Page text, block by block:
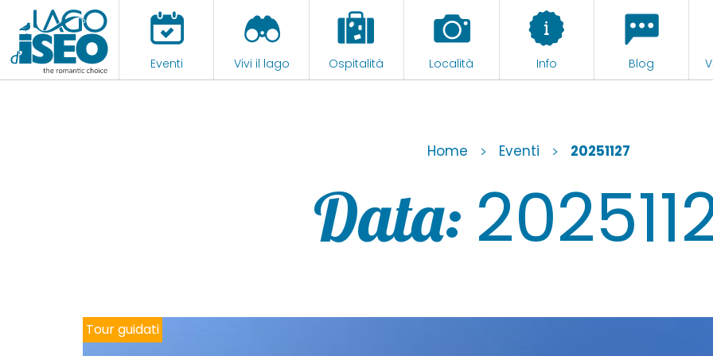
Eventi Vivi il lago Ospitalità Località Info Blog
Home > Eventi > 20251127
Data:
Tour guidati